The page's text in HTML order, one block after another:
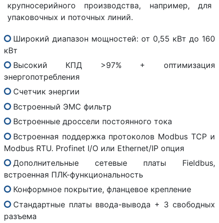
крупносерийного производства, например, для
упаковочных и поточных линий.
Широкий диапазон мощностей: от 0,55 кВт до 160
кВт
Высокий КПД >97% + оптимизация
энергопотребления
Счетчик энергии
Встроенный ЭМС фильтр
Встроенные дроссели постоянного тока
Встроенная поддержка протоколов Modbus TCP и
Modbus RTU. Profinet I/O или Ethernet/IP опция
Дополнительные сетевые платы Fieldbus,
встроенная ПЛК-функциональность
Конформное покрытие, фланцевое крепление
Стандартные платы ввода-вывода + 3 свободных
разъема